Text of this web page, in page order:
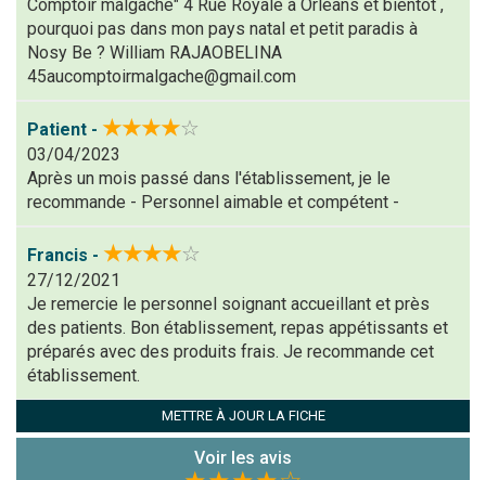
(En cliquant sur 'Valider', j'accepte que mon avis
soit publié sur le site.)
Comptoir malgache" 4 Rue Royale à Orléans et bientôt ,
pourquoi pas dans mon pays natal et petit paradis à
Nosy Be ? William RAJAOBELINA
45aucomptoirmalgache@gmail.com
Patient - ★★★★☆
03/04/2023
Après un mois passé dans l'établissement, je le
recommande - Personnel aimable et compétent -
Francis - ★★★★☆
27/12/2021
Je remercie le personnel soignant accueillant et près
des patients. Bon établissement, repas appétissants et
préparés avec des produits frais. Je recommande cet
établissement.
METTRE À JOUR LA FICHE
Voir les avis